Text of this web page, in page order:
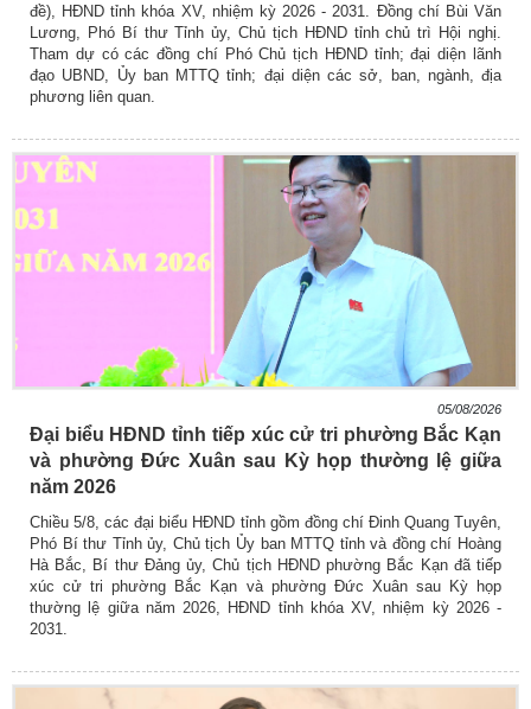
đề), HĐND tỉnh khóa XV, nhiệm kỳ 2026 - 2031. Đồng chí Bùi Văn
Lương, Phó Bí thư Tỉnh ủy, Chủ tịch HĐND tỉnh chủ trì Hội nghị.
Tham dự có các đồng chí Phó Chủ tịch HĐND tỉnh; đại diện lãnh
đạo UBND, Ủy ban MTTQ tỉnh; đại diện các sở, ban, ngành, địa
phương liên quan.
05/08/2026
Đại biểu HĐND tỉnh tiếp xúc cử tri phường Bắc Kạn
và phường Đức Xuân sau Kỳ họp thường lệ giữa
năm 2026
Chiều 5/8, các đại biểu HĐND tỉnh gồm đồng chí Đinh Quang Tuyên,
Phó Bí thư Tỉnh ủy, Chủ tịch Ủy ban MTTQ tỉnh và đồng chí Hoàng
Hà Bắc, Bí thư Đảng ủy, Chủ tịch HĐND phường Bắc Kạn đã tiếp
xúc cử tri phường Bắc Kạn và phường Đức Xuân sau Kỳ họp
thường lệ giữa năm 2026, HĐND tỉnh khóa XV, nhiệm kỳ 2026 -
2031.